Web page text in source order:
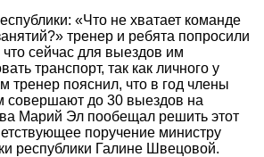
«Что не хватает команде
тренер и ребята попросили
сейчас для выездов им
транспорт, так как личного у
тренер пояснил, что в год члены
совершают до 30 выездов на
Марий Эл пообещал решить этот
поручение министру
республики Галине Швецовой.